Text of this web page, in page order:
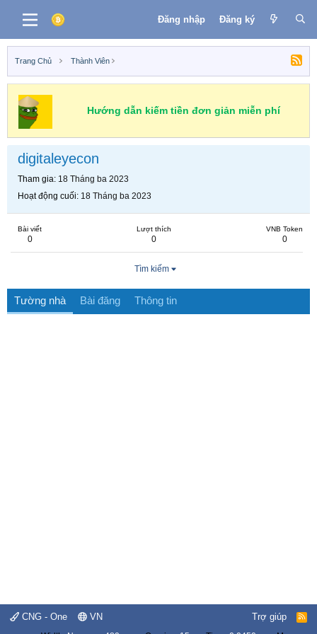
Đăng nhập Đăng ký
Trang Chủ Thành Viên
Hướng dẫn kiếm tiền đơn giản miễn phí
digitaleyecon
Tham gia 18 Tháng ba 2023
Hoạt động cuối 18 Tháng ba 2023
Bài viết
0
Lượt thích
0
VNB Token
0
Tìm kiếm
Tường nhà Bài đăng Thông tin
CNG - One VN Trợ giúp
R